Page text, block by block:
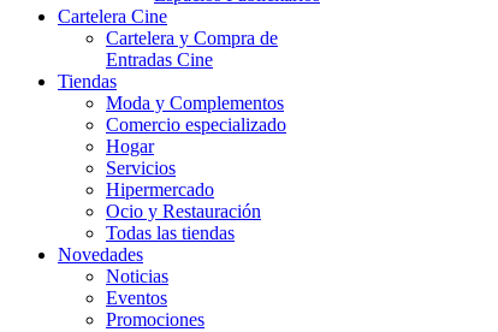
Cartelera Cine
Cartelera y Compra de
Entradas Cine
Tiendas
Moda y Complementos
Comercio especializado
Hogar
Servicios
Hipermercado
Ocio y Restauración
Todas las tiendas
Novedades
Noticias
Eventos
Promociones